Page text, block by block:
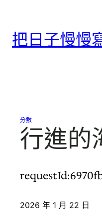
把日子慢慢
分數
行進的
2026 年 1 月 22 日